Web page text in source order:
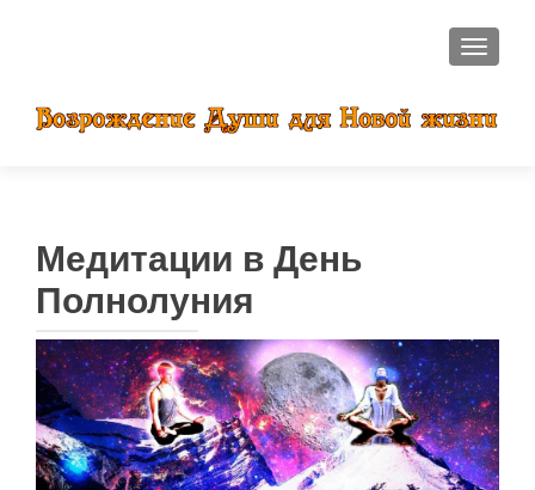
Медитации в День
Полнолуния